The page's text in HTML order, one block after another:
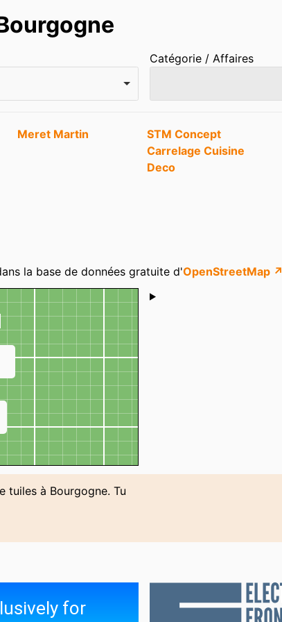
Catégorie / Affaires
Meret Martin
STM Concept
Carrelage Cuisine
Deco
la base de données gratuite d'OpenStreetMap ↗
Shoutbox
tuiles à Bourgogne. Tu